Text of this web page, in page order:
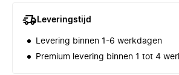
Leveringstijd
Levering binnen 1-6 werkdagen
Premium levering binnen 1 tot 4